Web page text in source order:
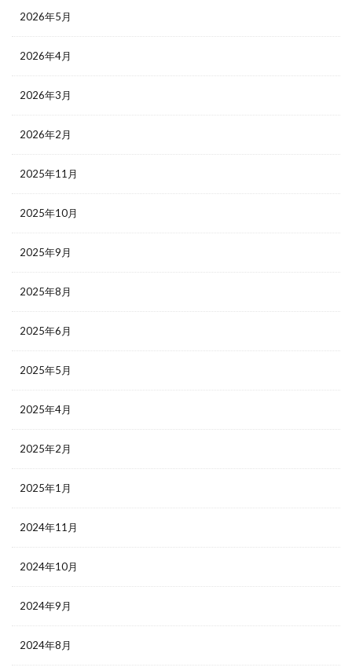
2026年5月
2026年4月
2026年3月
2026年2月
2025年11月
2025年10月
2025年9月
2025年8月
2025年6月
2025年5月
2025年4月
2025年2月
2025年1月
2024年11月
2024年10月
2024年9月
2024年8月